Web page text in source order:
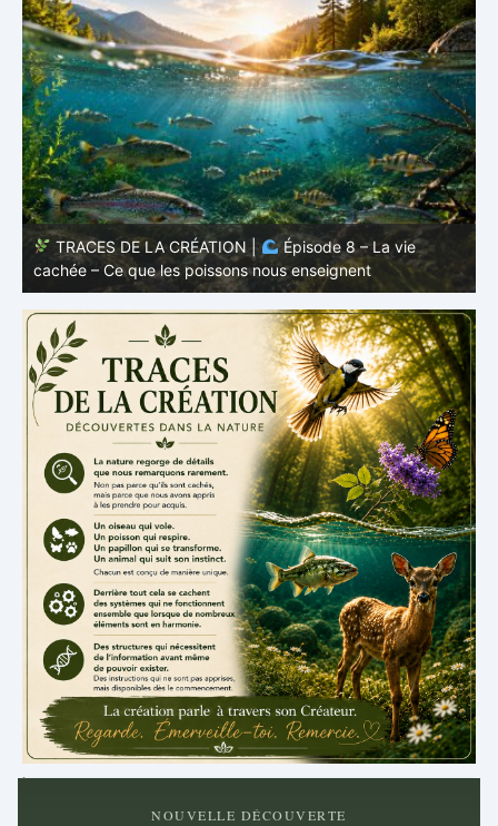
TRACES DE LA CRÉATION |
Épisode 7: La vie cachée
– Pourquoi les poissons restent des poissons
.
NOUVELLE DÉCOUVERTE